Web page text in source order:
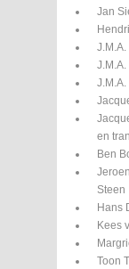
Jan
en
Ben
Steen
Hans
Kees
Toon